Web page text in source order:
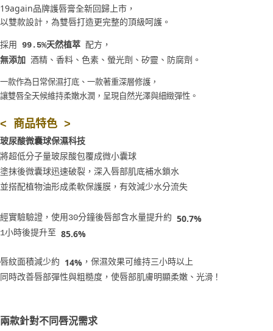
19again品牌護唇膏全新回歸上市，
以雙款設計，為雙唇打造更完整的頂級呵護。
採用 99.5%天然植萃 配方，
無添加 酒精、香料、色素、螢光劑、矽靈、防腐劑 。
一款作為日常保濕打底、一款著重深層修護，
讓雙唇全天候維持柔嫩水潤，呈現自然光澤與細緻彈性。
< 商品特色 >
玻尿酸微囊球保濕科技
將超低分子量玻尿酸包覆成微小囊球
塗抹後微囊球迅速破裂，深入唇部肌底補水鎖水
並搭配植物油形成柔軟保護膜，有效減少水分流失
經實驗驗證，使用30分鐘後唇部含水量提升約 50.7%
1小時後提升至 85.6%
唇紋面積減少約 14% ，保濕效果可維持三小時以上
同時改善唇部彈性與粗糙度，使唇部肌膚明顯柔嫩、光滑！
兩款針對不同唇況需求